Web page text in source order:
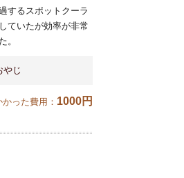
するスポットクーラ
ていたが効率が非常
。
やじ
かった費用： 1000円